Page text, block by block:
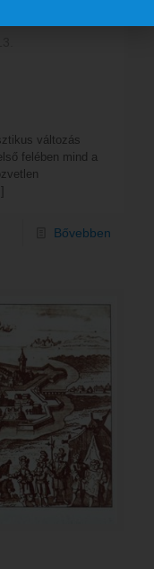
változás
felében mind a
Bővebben